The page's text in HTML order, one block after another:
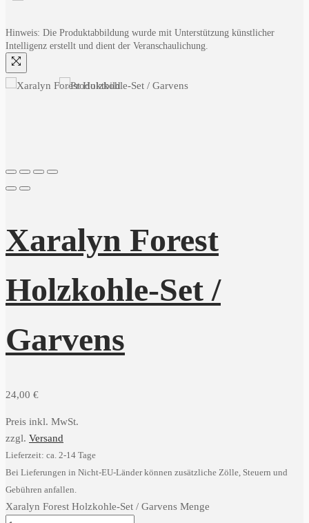
Hinweis: Die Produktabbildung wurde mit Unterstützung künstlicher
Intelligenz erstellt und dient der Veranschaulichung.
Xaralyn Forest
Holzkohle-Set /
Garvens
24,00 €
Preis inkl. MwSt.
zzgl. Versand
Lieferzeit: ca. 2-14 Tage
Bei Lieferungen in Nicht-EU-Länder können zusätzliche Zölle, Steuern und
Gebühren anfallen.
Xaralyn Forest Holzkohle-Set / Garvens Menge